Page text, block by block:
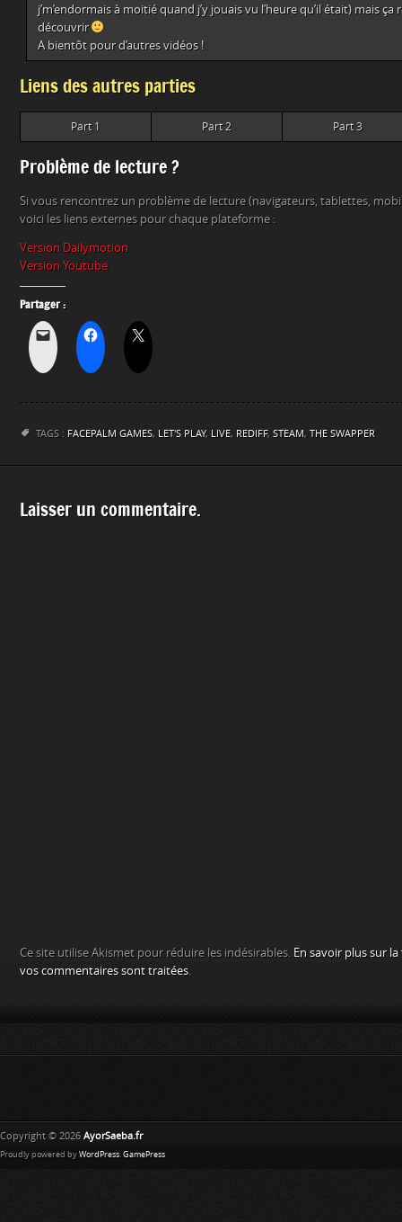
j’m’endormais à moitié quand j’y jouais vu l’heure qu’il était) mais
découvrir
A bientôt pour d’autres vidéos !
Liens des autres parties
Part 1 Part 2 Part 3
Problème de lecture ?
Si vous rencontrez un problème de lecture (navigateurs, tablettes,
voici les liens externes pour chaque plateforme :
Version Dailymotion
Version Youtube
Partager :
TAGS : FACEPALM GAMES, LET'S PLAY, LIVE, REDIFF, STEAM, THE SWAPPER
Laisser un commentaire.
Ce site utilise Akismet pour réduire les indésirables. En savoir plus sur
vos commentaires sont traitées.
Copyright © 2026 AyorSaeba.fr
Proudly powered by WordPress. GamePress